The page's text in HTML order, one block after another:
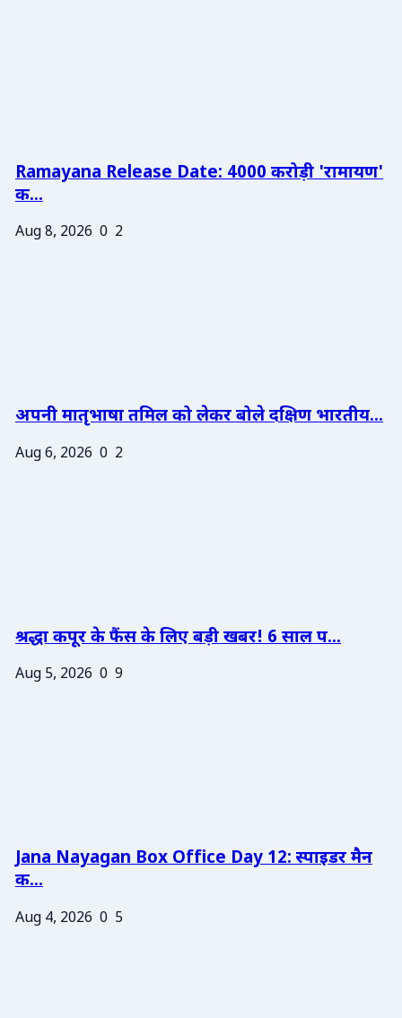
Ramayana Release Date: 4000 करोड़ी 'रामायण'
क...
Aug 8, 2026 0 2
अपनी मातृभाषा तमिल को लेकर बोले दक्षिण भारतीय...
Aug 6, 2026 0 2
श्रद्धा कपूर के फैंस के लिए बड़ी खबर! 6 साल प...
Aug 5, 2026 0 9
Jana Nayagan Box Office Day 12: स्पाइडर मैन
क...
Aug 4, 2026 0 5